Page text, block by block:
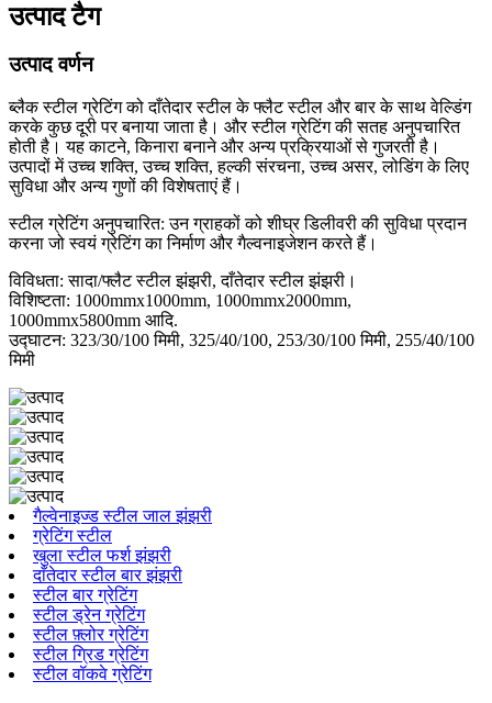
उत्पाद टैग
उत्पाद वर्णन
ब्लैक स्टील ग्रेटिंग को दाँतेदार स्टील के फ्लैट स्टील और बार के साथ वेल्डिंग
करके कुछ दूरी पर बनाया जाता है। और स्टील ग्रेटिंग की सतह अनुपचारित
होती है। यह काटने, किनारा बनाने और अन्य प्रक्रियाओं से गुजरती है।
उत्पादों में उच्च शक्ति, उच्च शक्ति, हल्की संरचना, उच्च असर, लोडिंग के लिए
सुविधा और अन्य गुणों की विशेषताएं हैं।
स्टील ग्रेटिंग अनुपचारित: उन ग्राहकों को शीघ्र डिलीवरी की सुविधा प्रदान
करना जो स्वयं ग्रेटिंग का निर्माण और गैल्वनाइजेशन करते हैं।
विविधता: सादा/फ्लैट स्टील झंझरी, दाँतेदार स्टील झंझरी।
विशिष्टता: 1000mmx1000mm, 1000mmx2000mm,
1000mmx5800mm आदि.
उद्घाटन: 323/30/100 मिमी, 325/40/100, 253/30/100 मिमी, 255/40/100
मिमी
गैल्वेनाइज्ड स्टील जाल झंझरी
ग्रेटिंग स्टील
खुला स्टील फर्श झंझरी
दाँतेदार स्टील बार झंझरी
स्टील बार ग्रेटिंग
स्टील ड्रेन ग्रेटिंग
स्टील फ़्लोर ग्रेटिंग
स्टील ग्रिड ग्रेटिंग
स्टील वॉकवे ग्रेटिंग